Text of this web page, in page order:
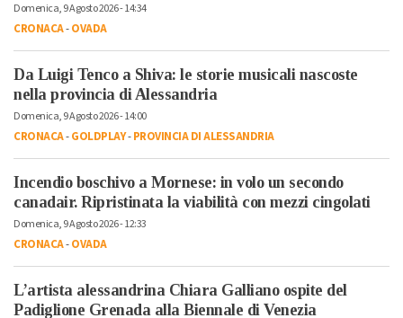
Domenica, 9 Agosto 2026 - 14:34
CRONACA-OVADA
Da Luigi Tenco a Shiva: le storie musicali nascoste
nella provincia di Alessandria
Domenica, 9 Agosto 2026 - 14:00
CRONACA-GOLDPLAY-PROVINCIA DI ALESSANDRIA
Incendio boschivo a Mornese: in volo un secondo
canadair. Ripristinata la viabilità con mezzi cingolati
Domenica, 9 Agosto 2026 - 12:33
CRONACA-OVADA
L’artista alessandrina Chiara Galliano ospite del
Padiglione Grenada alla Biennale di Venezia